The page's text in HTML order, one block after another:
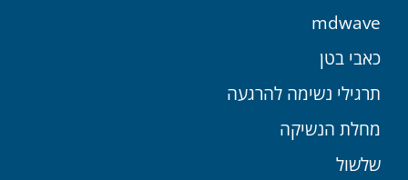
mdwave
כאבי בטן
תרגילי נשימה להרגעה
מחלת הנשיקה
שלשול